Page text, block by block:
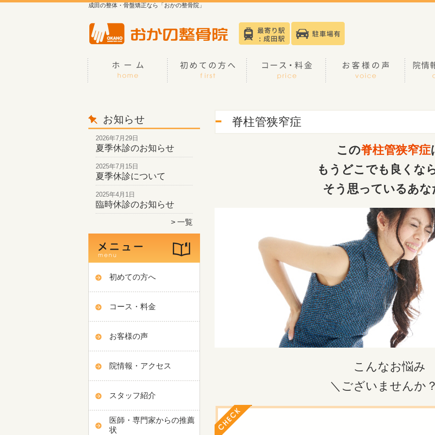
成田の整体・骨盤矯正なら「おかの整骨院」
お知らせ
2026年7月29日
夏季休診のお知らせ
2025年7月15日
夏季休診について
2025年4月1日
臨時休診のお知らせ
一覧
初めての方へ
コース・料金
お客様の声
院情報・アクセス
スタッフ紹介
医師・専門家からの推薦
状
脊柱管狭窄症
この脊柱管狭窄症
もうどこでも良くな
そう思っているあな
こんなお悩み
＼ございませんか